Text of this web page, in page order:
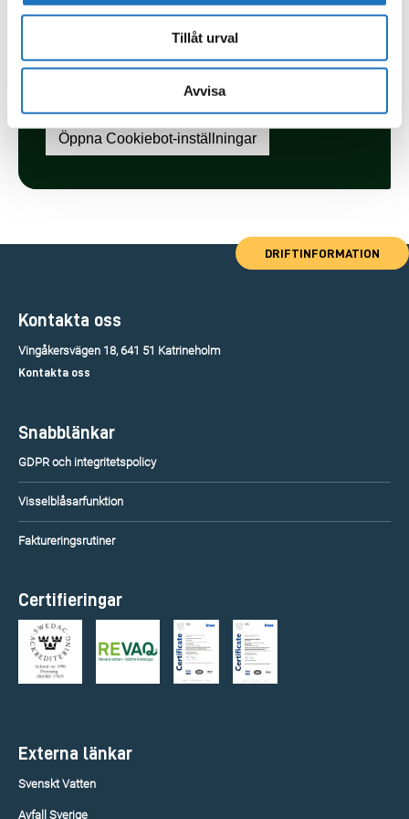
Tillåt urval
Avvisa
DRIFTINFORMATION
Kontakta oss
Vingåkersvägen 18, 641 51 Katrineholm
Kontakta oss
Snabblänkar
GDPR och integritetspolicy
Visselblåsarfunktion
Faktureringsrutiner
Certifieringar
Externa länkar
Svenskt Vatten
Avfall Sverige